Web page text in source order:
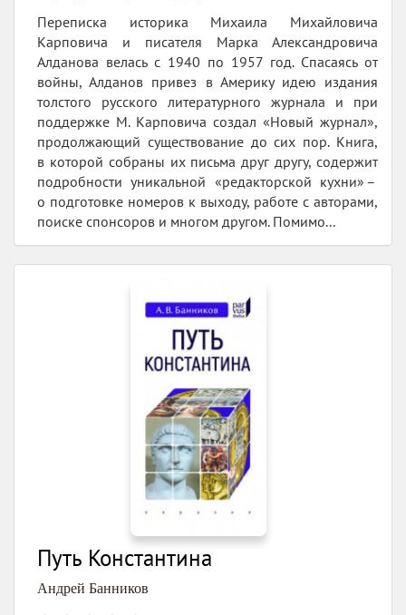
Переписка историка Михаила Михайловича
Карповича и писателя Марка Александровича
Алданова велась с 1940 по 1957 год. Спасаясь от
войны, Алданов привез в Америку идею издания
толстого русского литературного журнала и при
поддержке М. Карповича создал «Новый журнал»,
продолжающий существование до сих пор. Книга,
в которой собраны их письма друг другу, содержит
подробности уникальной «редакторской кухни» –
о подготовке номеров к выходу, работе с авторами,
поиске спонсоров и многом другом. Помимо...
Путь Константина
Андрей Банников